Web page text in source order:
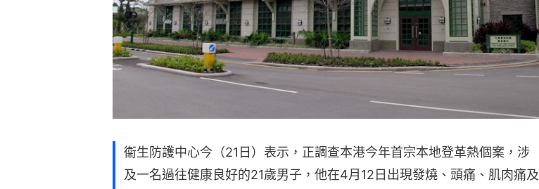
衞生防護中心今（21日）表示，正調查本港今年首宗本地登革熱個案，涉
及一名過往健康良好的21歲男子，他在4月12日出現發燒、頭痛、肌肉痛及